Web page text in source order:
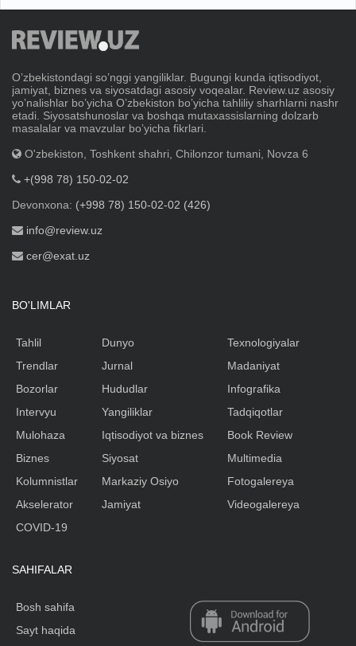
Oʼzbekistondagi soʼnggi yangiliklar. Bugungi kunda iqtisodiyot,
jamiyat, biznes va siyosatdagi asosiy voqealar. Review.uz asosiy
yoʼnalishlar boʼyicha Oʼzbekiston boʼyicha tahliliy sharhlarni nashr
etadi. Siyosatshunoslar va boshqa mutaxassislarning dolzarb
masalalar va mavzular boʼyicha fikrlari.
O'zbekiston, Toshkent shahri, Chilonzor tumani, Novza 6
+(998 78) 150-02-02
Devonxona: (+998 78) 150-02-02 (426)
info@review.uz
cer@exat.uz
BO'LIMLAR
Tahlil
Trendlar
Bozorlar
Intervyu
Mulohaza
Biznes
Kolumnistlar
Akselerator
Dunyo
Jurnal
Hududlar
Yangiliklar
Iqtisodiyot va biznes
Siyosat
Markaziy Osiyo
Jamiyat
Texnologiyalar
Madaniyat
Infografika
Tadqiqotlar
Book Review
Multimedia
Fotogalereya
Videogalereya
COVID-19
SAHIFALAR
Bosh sahifa
Sayt haqida